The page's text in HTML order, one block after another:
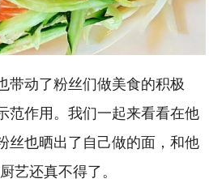
带动了粉丝们做美食的积极
范作用。我们一起来看看在他
丝也晒出了自己做的面，和他
艺还真不得了。